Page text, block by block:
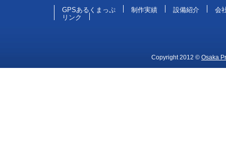
GPSあるくまっぷ 制作実績 設備紹介
会
リンク
Copyright 2012 © Osaka